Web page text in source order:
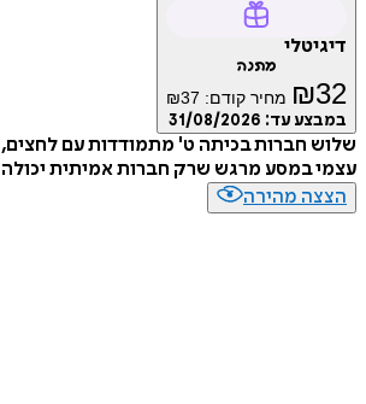
דיגיטלי
מתנה
₪32 מחיר קודם: ₪37
במבצע עד: 31/08/2026
שלוש חברות בכיתה ט' מתמודדות עם לחצים,
עצמי במסע מרגש שרק חברות אמיתית יכולה
הצצה מהירה